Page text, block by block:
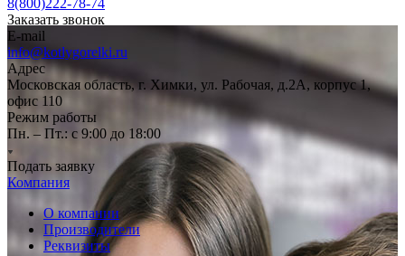
8(800)222-78-74
Заказать звонок
E-mail
info@kotlygorelki.ru
Адрес
Московская область, г. Химки, ул. Рабочая, д.2А, корпус 1,
офис 110
Режим работы
Пн. – Пт.: с 9:00 до 18:00
Подать заявку
Компания
О компании
Производители
Реквизиты